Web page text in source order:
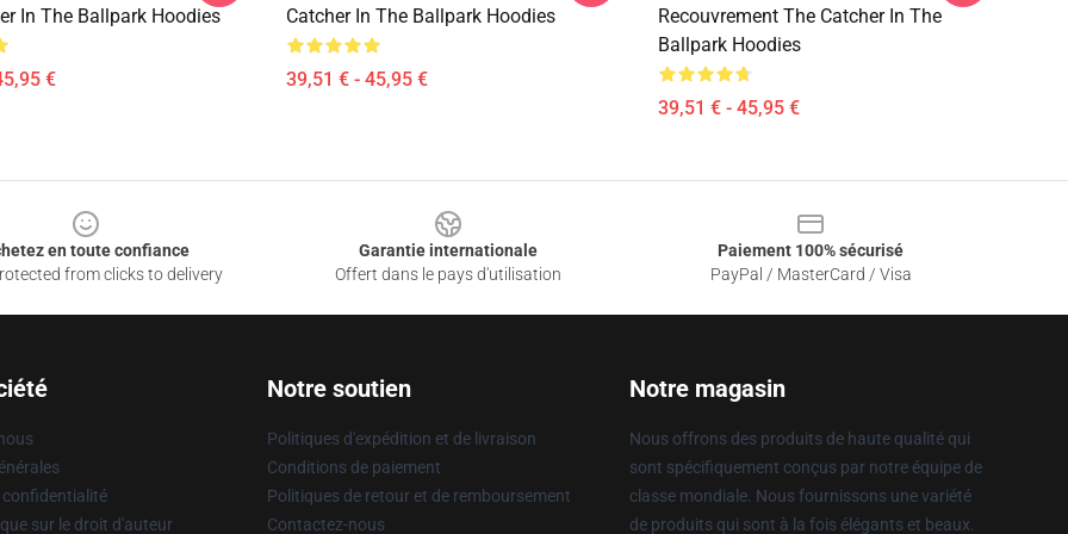
In The Ballpark Hoodies
€
Catcher In The Ballpark Hoodies
39,51 € - 45,95 €
Recouvrement The Catcher In The
Ballpark Hoodies
39,51 € - 45,95 €
en toute confiance
from clicks to delivery
Garantie internationale
Offert dans le pays d'utilisation
Paiement 100% sécurisé
PayPal / MasterCard / Visa
confidentialité
sur le droit d'auteur
Notre soutien
Politiques d'expédition et de livraison
Conditions de paiement
Politiques de retour et de remboursement
Contactez-nous
Notre magasin
Nous offrons des produits de haute qualité qui
sont spécifiquement conçus par notre équipe de
classe mondiale. Nous fournissons une variété
de produits qui sont à la fois élégants et beaux.